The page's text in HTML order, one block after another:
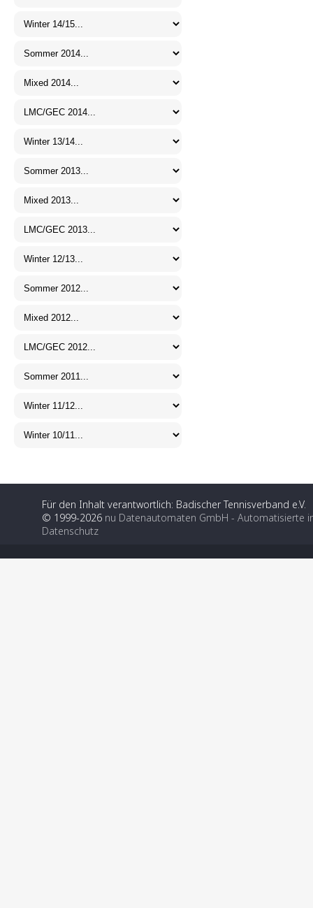
Für den Inhalt verantwortlich: Badischer Tennisverband e.V.
© 1999-2026 nu Datenautomaten GmbH - Automatisierte
Datenschutz